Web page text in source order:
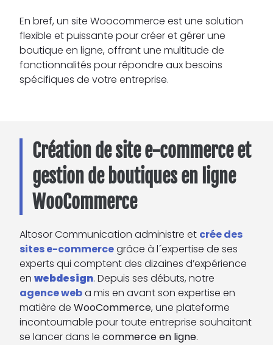
En bref, un site Woocommerce est une solution
flexible et puissante pour créer et gérer une
boutique en ligne, offrant une multitude de
fonctionnalités pour répondre aux besoins
spécifiques de votre entreprise.
Création de site e-commerce et
gestion de boutiques en ligne
WooCommerce
Altosor Communication administre et crée des
sites e-commercegrâce à l´expertise de ses
experts qui comptent des dizaines d’expérience
enwebdesign. Depuis ses débuts, notre
agence weba mis en avant son expertise en
matière deWooCommerce, une plateforme
incontournable pour toute entreprise souhaitant
se lancer dans lecommerce en ligne.